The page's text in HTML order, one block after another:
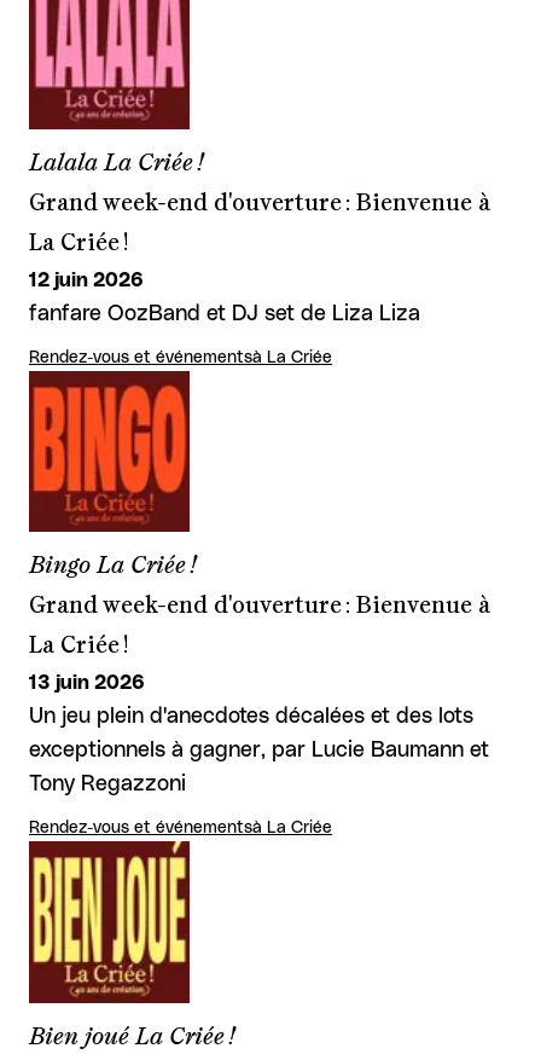
Lalala La Criée !
Grand week-end d'ouverture : Bienvenue à
La Criée !
12 juin 2026
fanfare OozBand et DJ set de Liza Liza
Rendez-vous et événementsà La Criée
Bingo La Criée !
Grand week-end d'ouverture : Bienvenue à
La Criée !
13 juin 2026
Un jeu plein d'anecdotes décalées et des lots
exceptionnels à gagner, par Lucie Baumann et
Tony Regazzoni
Rendez-vous et événementsà La Criée
Bien joué La Criée !